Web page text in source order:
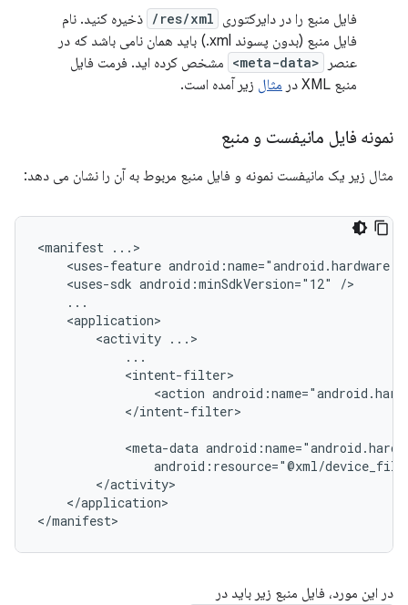
فایل منبع را در دایرکتوری res/xml/
ذخیره کنید. نام
فایل منبع (بدون پسوند xml.) باید همان نامی باشد که در
عنصر
<meta-data>
مشخص کرده اید. فرمت فایل
منبع XML در
مثال زیر آمده است.
نمونه فایل مانیفست و منبع
مثال زیر یک مانیفست نمونه و فایل منبع مربوط به آن را نشان می دهد:
<manifest
<uses-feature
<uses-sdk android:minSdkVersion="12"
<activity
<action
</intent-filter>
<meta-data
android:resource="@xml/
</application>
</manifest>
در این مورد، فایل منبع زیر باید در